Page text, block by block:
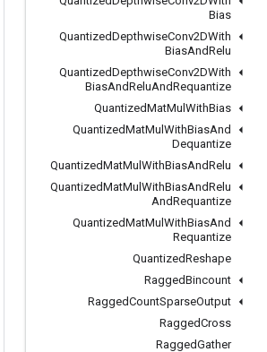
Bias
QuantizedDepthwiseConv2DWith
BiasAndRelu
QuantizedDepthwiseConv2DWith
BiasAndReluAndRequantize
QuantizedMatMul WithBias
QuantizedMatMul WithBiasAnd
Dequantize
QuantizedMatMul WithBiasAndRelu
QuantizedMatMul WithBiasAndRelu
AndRequantize
QuantizedMatMul WithBiasAnd
Requantize
QuantizedReshape
RaggedBincount
RaggedCountSparseOutput
RaggedCross
RaggedGather